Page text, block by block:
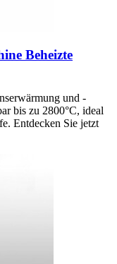
Beheizte
und -
bis zu 2800°C, ideal
Entdecken Sie jetzt